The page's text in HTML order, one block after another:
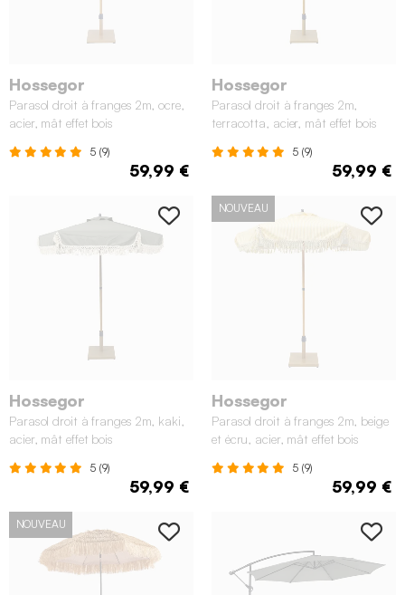
Hossegor
Parasol droit à franges 2m, ocre,
acier, mât effet bois
5 (9)
59,99 €
Hossegor
Parasol droit à franges 2m,
terracotta, acier, mât effet bois
5 (9)
59,99 €
Hossegor
Parasol droit à franges 2m, kaki,
acier, mât effet bois
5 (9)
59,99 €
NOUVEAU
Hossegor
Parasol droit à franges 2m, beige
et écru, acier, mât effet bois
5 (9)
59,99 €
NOUVEAU